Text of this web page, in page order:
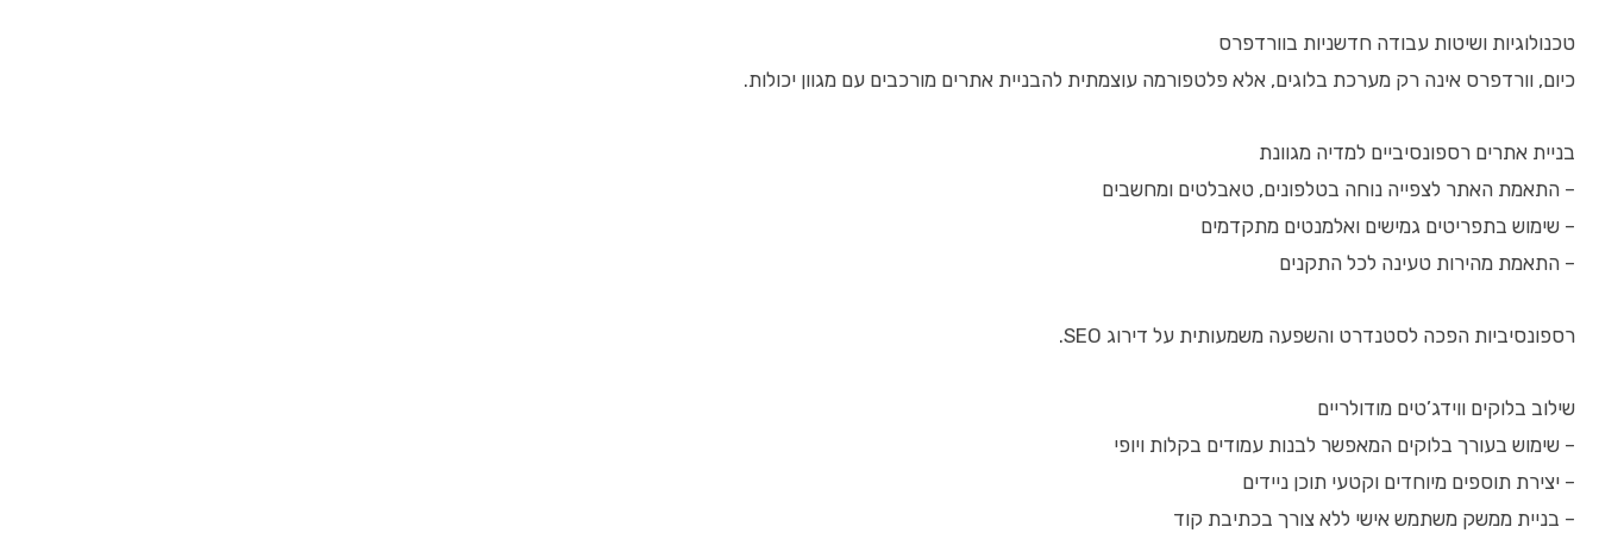
טכנולוגיות ושיטות עבודה חדשניות בוורדפרס
כיום, וורדפרס אינה רק מערכת בלוגים, אלא פלטפורמה עוצמתית להבניית אתרים מורכבים עם מגוון יכולות.
בניית אתרים רספונסיביים למדיה מגוונת
– התאמת האתר לצפייה נוחה בטלפונים, טאבלטים ומחשבים
– שימוש בתפריטים גמישים ואלמנטים מתקדמים
– התאמת מהירות טעינה לכל התקנים
רספונסיביות הפכה לסטנדרט והשפעה משמעותית על דירוג SEO.
שילוב בלוקים ווידג’טים מודולריים
– שימוש בעורך בלוקים המאפשר לבנות עמודים בקלות ויופי
– יצירת תוספים מיוחדים וקטעי תוכן ניידים
– בניית ממשק משתמש אישי ללא צורך בכתיבת קוד